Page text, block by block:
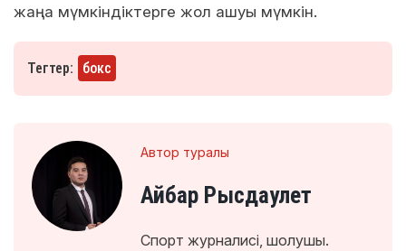
жаңа мүмкіндіктерге жол ашуы мүмкін.
Тегтер: бокс
Автор туралы
Айбар Рысдаулет
Спорт журналисі, шолушы.